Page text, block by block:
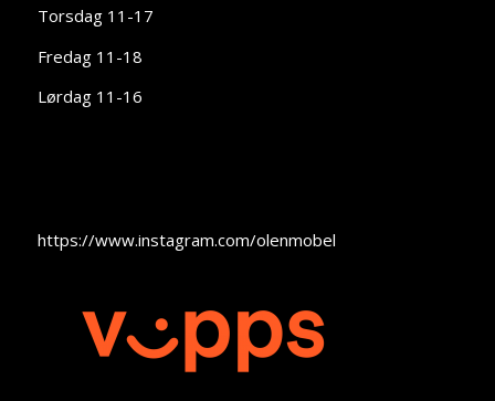
Torsdag 11-17
Fredag 11-18
Lørdag 11-16
https://www.instagram.com/olenmobel